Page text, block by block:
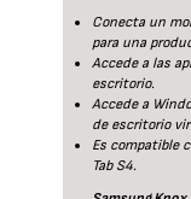
Conecta un
para una
Accede a las
escritorio.
Accede a
de escritorio
Es compatible
Tab S4.